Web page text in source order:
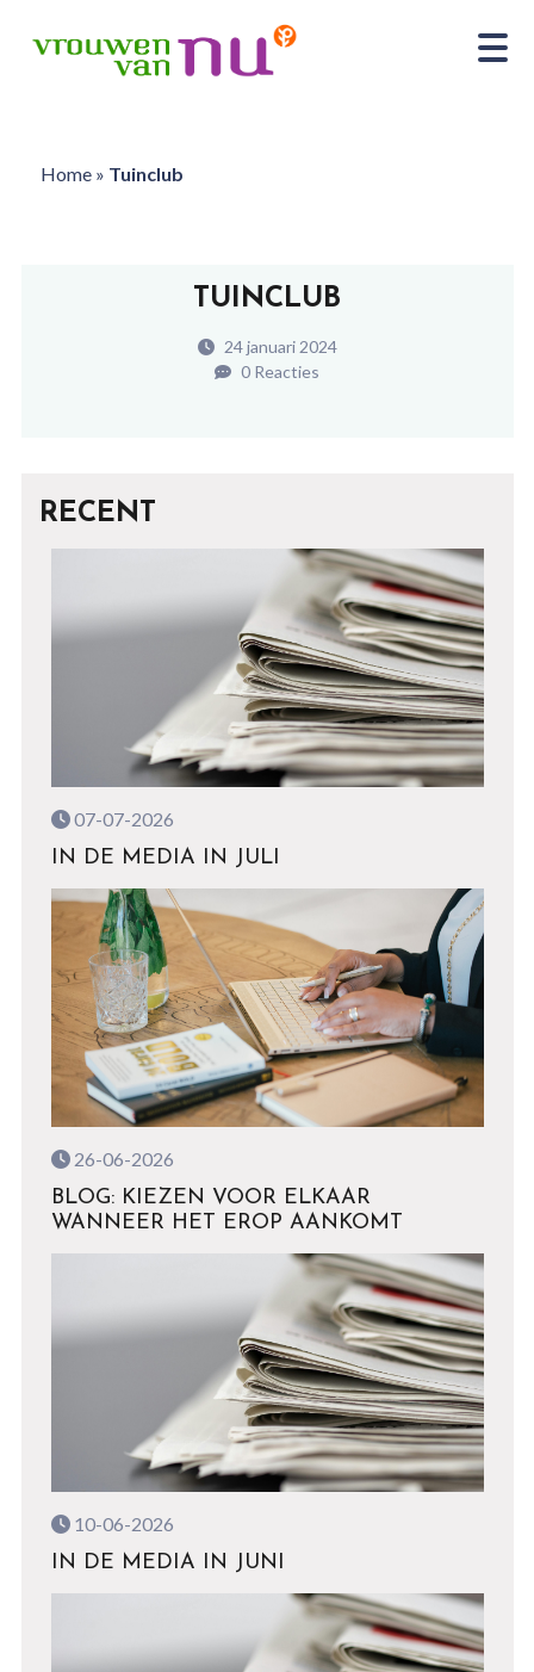
Home» Tuinclub
TUINCLUB
24 januari 2024
0 Reacties
RECENT
07-07-2026
IN DE MEDIA IN JULI
26-06-2026
BLOG: KIEZEN VOOR ELKAAR
WANNEER HET EROP AANKOMT
10-06-2026
IN DE MEDIA IN JUNI